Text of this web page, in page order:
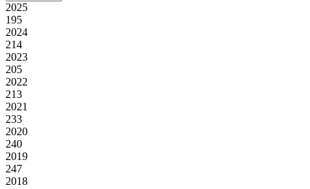
2025
195
2024
214
2023
205
2022
213
2021
233
2020
240
2019
247
2018